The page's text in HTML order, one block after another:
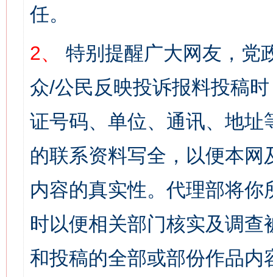
任。
2、
特别提醒广大网友，党
众/公民反映投诉报料投稿
证号码、单位、通讯、地
的联系资料写全，以便本
内容的真实性。代理部将
时以便相关部门核实及调
和投稿的全部或部份作品